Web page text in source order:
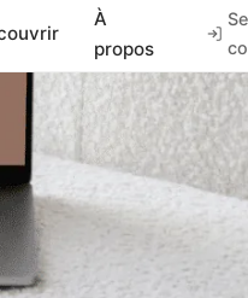
À
propos
Se